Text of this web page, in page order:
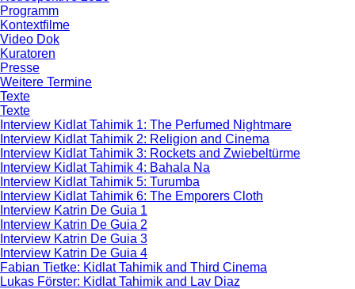
Programm
Kontextfilme
Video Dok
Kuratoren
Presse
Weitere Termine
Texte
Texte
Interview Kidlat Tahimik 1: The Perfumed Nightmare
Interview Kidlat Tahimik 2: Religion and Cinema
Interview Kidlat Tahimik 3: Rockets and Zwiebeltürme
Interview Kidlat Tahimik 4: Bahala Na
Interview Kidlat Tahimik 5: Turumba
Interview Kidlat Tahimik 6: The Emporers Cloth
Interview Katrin De Guia 1
Interview Katrin De Guia 2
Interview Katrin De Guia 3
Interview Katrin De Guia 4
Fabian Tietke: Kidlat Tahimik and Third Cinema
Lukas Förster: Kidlat Tahimik and Lav Diaz